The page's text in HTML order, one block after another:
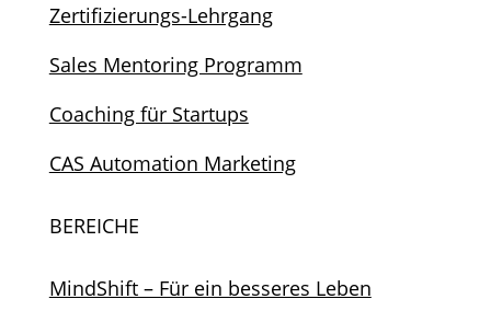
Zertifizierungs-Lehrgang
Sales Mentoring Programm
Coaching für Startups
CAS Automation Marketing
BEREICHE
MindShift – Für ein besseres Leben